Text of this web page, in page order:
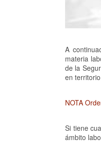
A
materia
de la
en
NOTA
Si tiene
ámbito